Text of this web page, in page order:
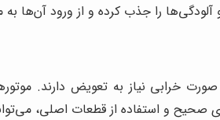
آلودگی‌ها را جذب کرده و از ورود آن‌ها
خرابی نیاز به تعویض دارند.
صحیح و استفاده از قطعات اصلی،